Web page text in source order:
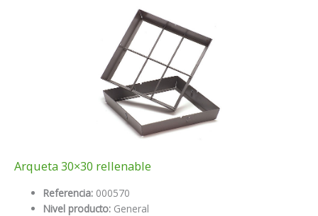
Arqueta 30×30 rellenable
Referencia: 000570
Nivel producto: General